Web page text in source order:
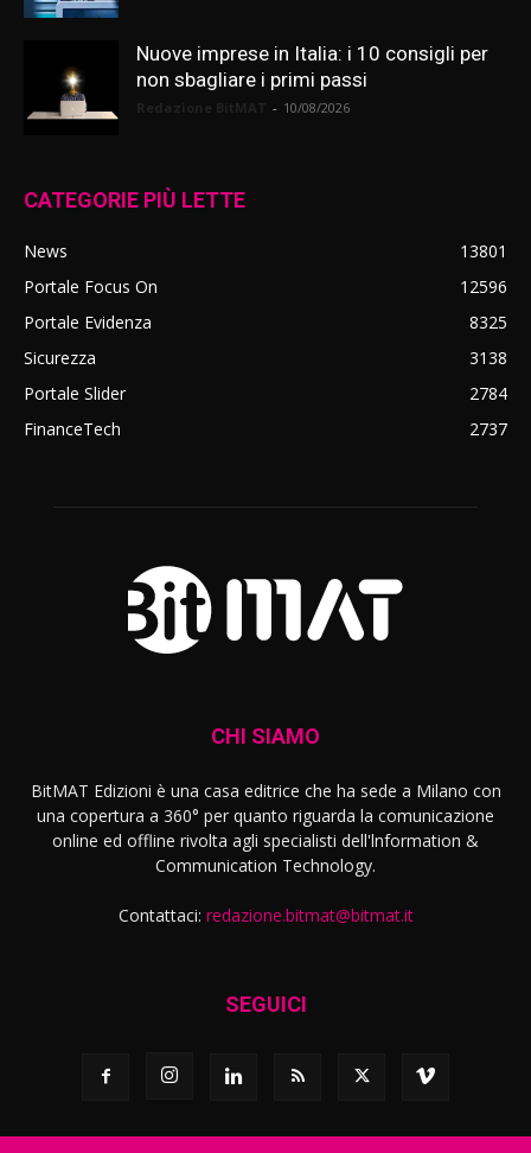
Nuove imprese in Italia: i 10 consigli per
non sbagliare i primi passi
- 10/08/2026
CATEGORIE PIÙ LETTE
News
13801
Portale Focus On
12596
Portale Evidenza
8325
Sicurezza
3138
Portale Slider
2784
FinanceTech
2737
CHI SIAMO
BitMAT Edizioni è una casa editrice che ha sede a Milano con
una copertura a 360° per quanto riguarda la comunicazione
online ed offline rivolta agli specialisti dell'lnformation &
Communication Technology.
Contattaci: redazione.bitmat@bitmat.it
SEGUICI